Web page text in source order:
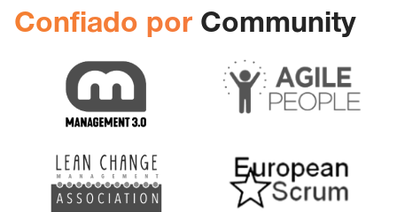
Confiado por Community